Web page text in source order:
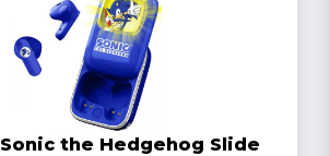
the Hedgehog Slide